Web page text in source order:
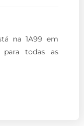
na 1A99 em
para todas as